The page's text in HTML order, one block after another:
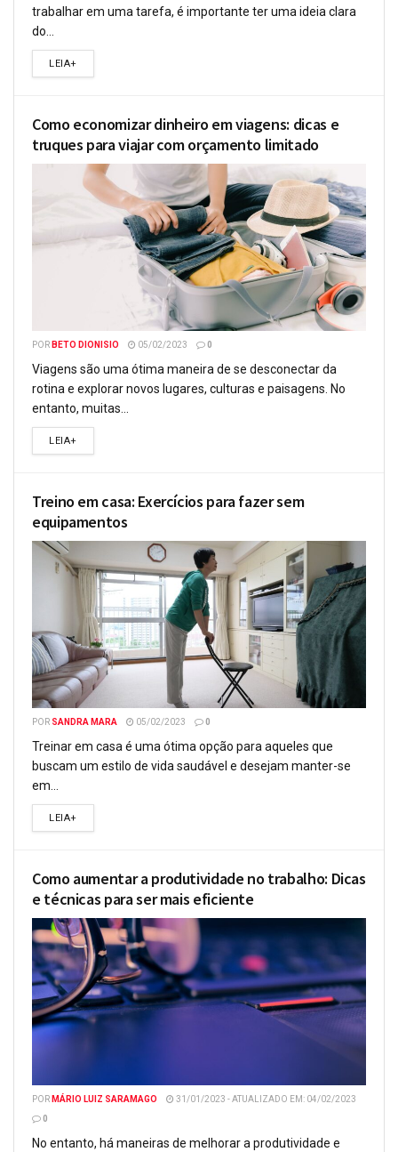
trabalhar em uma tarefa, é importante ter uma ideia clara
do...
LEIA+
Como economizar dinheiro em viagens: dicas e
truques para viajar com orçamento limitado
POR BETO DIONISIO 05/02/2023 0
Viagens são uma ótima maneira de se desconectar da
rotina e explorar novos lugares, culturas e paisagens. No
entanto, muitas...
LEIA+
Treino em casa: Exercícios para fazer sem
equipamentos
POR SANDRA MARA 05/02/2023 0
Treinar em casa é uma ótima opção para aqueles que
buscam um estilo de vida saudável e desejam manter-se
em...
LEIA+
Como aumentar a produtividade no trabalho: Dicas
e técnicas para ser mais eficiente
POR MÁRIO LUIZ SARAMAGO
31/01/2023 - ATUALIZADO EM: 04/02/2023
0
No entanto, há maneiras de melhorar a produtividade e